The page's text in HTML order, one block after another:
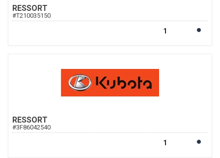
RESSORT
#T210035150
RESSORT
#3F86042540